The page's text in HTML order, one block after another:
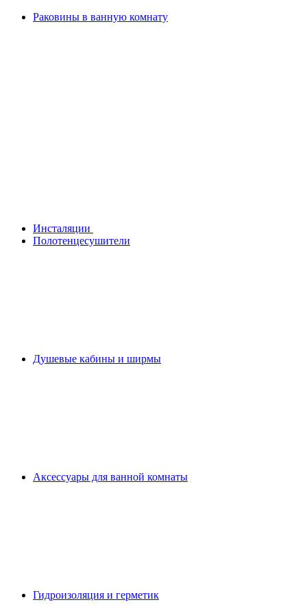
Раковины в ванную комнату
Инсталяции
Полотенцесушители
Душевые кабины и ширмы
Аксессуары для ванной комнаты
Гидроизоляция и герметик